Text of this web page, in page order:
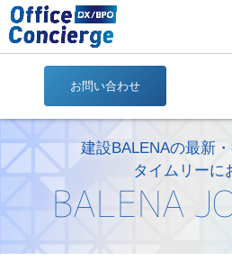
株
会
社
|
お問い合わせ
建設BALENAの最新
タイムリーに
BALENA